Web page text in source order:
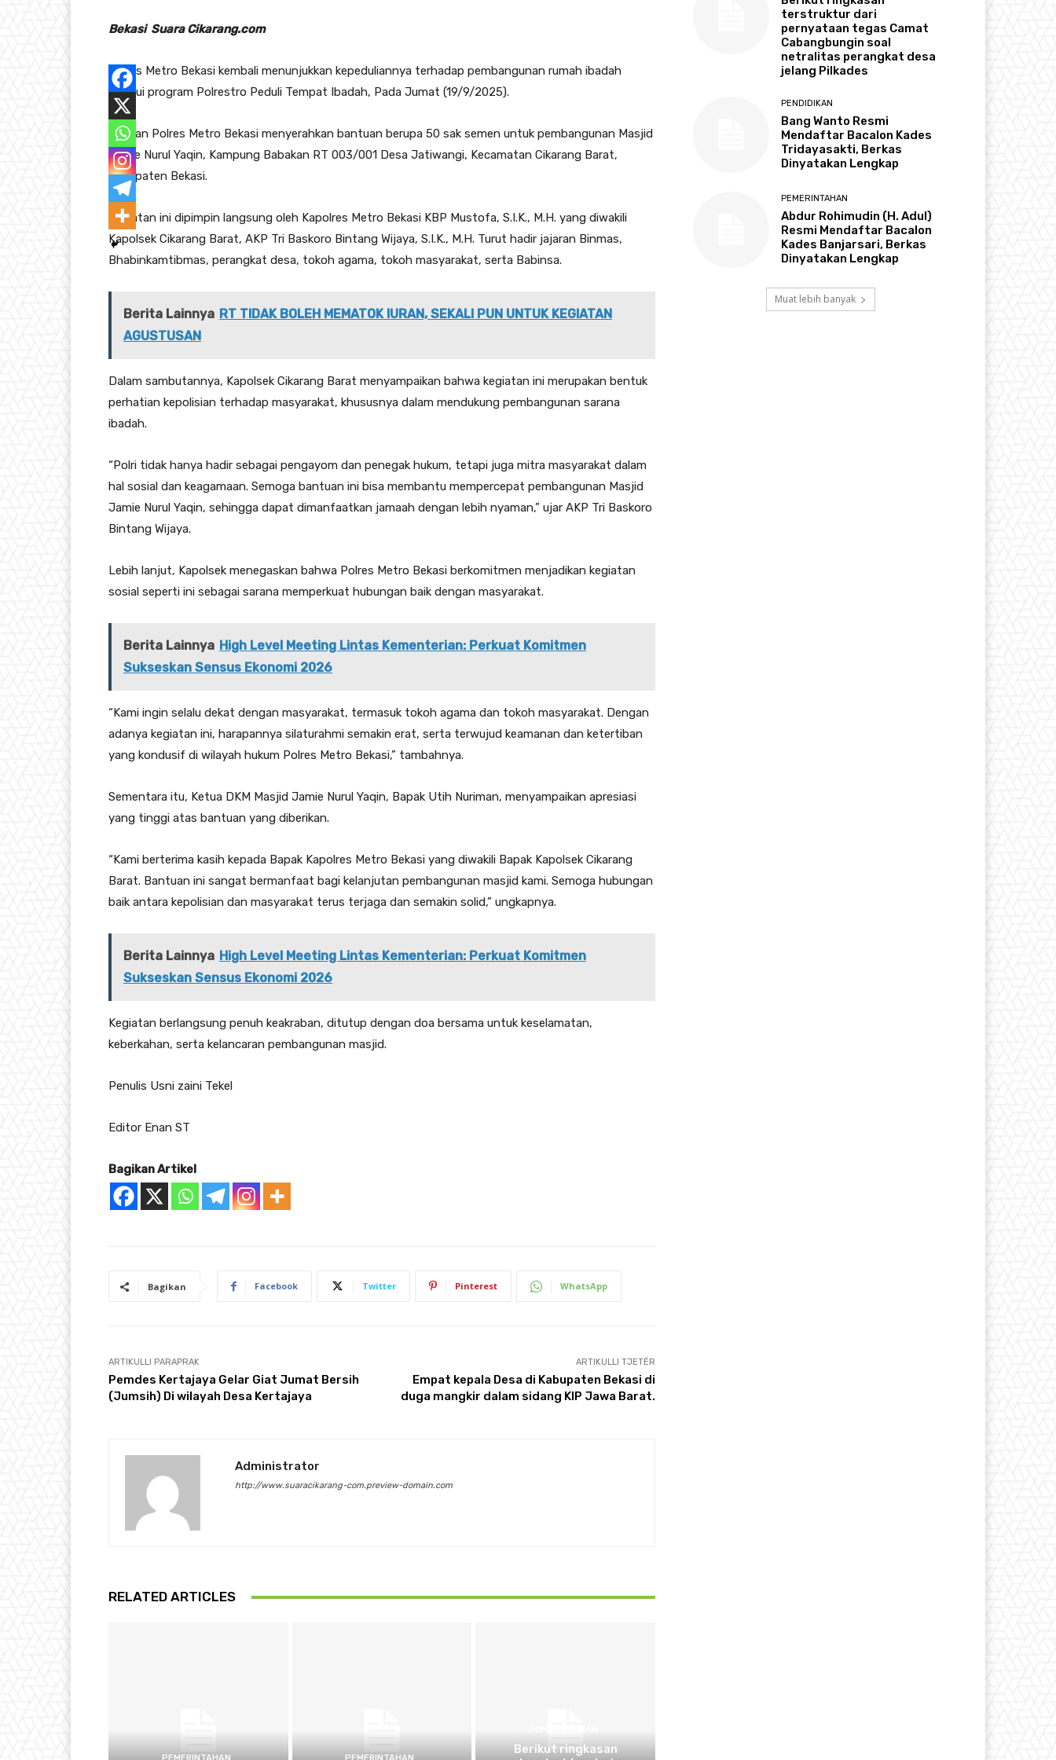
Bekasi Suara Cikarang.com
Polres Metro Bekasi kembali menunjukkan kepeduliannya terhadap pembangunan rumah ibadah
melalui program Polrestro Peduli Tempat Ibadah, Pada Jumat (19/9/2025).
Jajaran Polres Metro Bekasi menyerahkan bantuan berupa 50 sak semen untuk pembangunan Masjid
Jamie Nurul Yaqin, Kampung Babakan RT 003/001 Desa Jatiwangi, Kecamatan Cikarang Barat,
Kabupaten Bekasi.
Kegiatan ini dipimpin langsung oleh Kapolres Metro Bekasi KBP Mustofa, S.I.K., M.H. yang diwakili
Kapolsek Cikarang Barat, AKP Tri Baskoro Bintang Wijaya, S.I.K., M.H. Turut hadir jajaran Binmas,
Bhabinkamtibmas, perangkat desa, tokoh agama, tokoh masyarakat, serta Babinsa.
Berita Lainnya RT TIDAK BOLEH MEMATOK IURAN, SEKALI PUN UNTUK KEGIATAN
AGUSTUSAN
Dalam sambutannya, Kapolsek Cikarang Barat menyampaikan bahwa kegiatan ini merupakan bentuk
perhatian kepolisian terhadap masyarakat, khususnya dalam mendukung pembangunan sarana
ibadah.
“Polri tidak hanya hadir sebagai pengayom dan penegak hukum, tetapi juga mitra masyarakat dalam
hal sosial dan keagamaan. Semoga bantuan ini bisa membantu mempercepat pembangunan Masjid
Jamie Nurul Yaqin, sehingga dapat dimanfaatkan jamaah dengan lebih nyaman,” ujar AKP Tri Baskoro
Bintang Wijaya.
Lebih lanjut, Kapolsek menegaskan bahwa Polres Metro Bekasi berkomitmen menjadikan kegiatan
sosial seperti ini sebagai sarana memperkuat hubungan baik dengan masyarakat.
Berita Lainnya High Level Meeting Lintas Kementerian: Perkuat Komitmen
Sukseskan Sensus Ekonomi 2026
“Kami ingin selalu dekat dengan masyarakat, termasuk tokoh agama dan tokoh masyarakat. Dengan
adanya kegiatan ini, harapannya silaturahmi semakin erat, serta terwujud keamanan dan ketertiban
yang kondusif di wilayah hukum Polres Metro Bekasi,” tambahnya.
Sementara itu, Ketua DKM Masjid Jamie Nurul Yaqin, Bapak Utih Nuriman, menyampaikan apresiasi
yang tinggi atas bantuan yang diberikan.
“Kami berterima kasih kepada Bapak Kapolres Metro Bekasi yang diwakili Bapak Kapolsek Cikarang
Barat. Bantuan ini sangat bermanfaat bagi kelanjutan pembangunan masjid kami. Semoga hubungan
baik antara kepolisian dan masyarakat terus terjaga dan semakin solid,” ungkapnya.
Berita Lainnya High Level Meeting Lintas Kementerian: Perkuat Komitmen
Sukseskan Sensus Ekonomi 2026
Kegiatan berlangsung penuh keakraban, ditutup dengan doa bersama untuk keselamatan,
keberkahan, serta kelancaran pembangunan masjid.
Penulis Usni zaini Tekel
Editor Enan ST
Bagikan Artikel
Bagikan Facebook Twitter Pinterest WhatsApp
ARTIKULLI PARAPRAK
Pemdes Kertajaya Gelar Giat Jumat Bersih
(Jumsih) Di wilayah Desa Kertajaya
ARTIKULLI TJETËR
Empat kepala Desa di Kabupaten Bekasi di
duga mangkir dalam sidang KIP Jawa Barat.
Administrator
http://www.suaracikarang-com.preview-domain.com
RELATED ARTICLES
PEMERINTAHAN PEMERINTAHAN
Berikut ringkasan
terstruktur dari
pernyataan tegas Camat
Cabangbungin soal
netralitas perangkat desa
jelang Pilkades
PENDIDIKAN
Bang Wanto Resmi
Mendaftar Bacalon Kades
Tridayasakti, Berkas
Dinyatakan Lengkap
PEMERINTAHAN
Abdur Rohimudin (H. Adul)
Resmi Mendaftar Bacalon
Kades Banjarsari, Berkas
Dinyatakan Lengkap
Muat lebih banyak